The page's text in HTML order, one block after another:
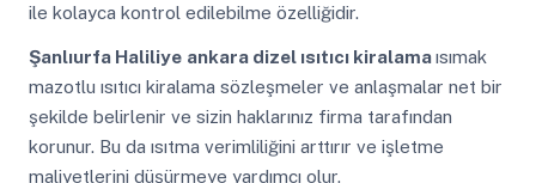
ile kolayca kontrol edilebilme özelliğidir.
Şanlıurfa Haliliye ankara dizel ısıtıcı kiralamaısımak
mazotlu ısıtıcı kiralama sözleşmeler ve anlaşmalar net bir
şekilde belirlenir ve sizin haklarınız firma tarafından
korunur. Bu da ısıtma verimliliğini arttırır ve işletme
maliyetlerini düşürmeye yardımcı olur.